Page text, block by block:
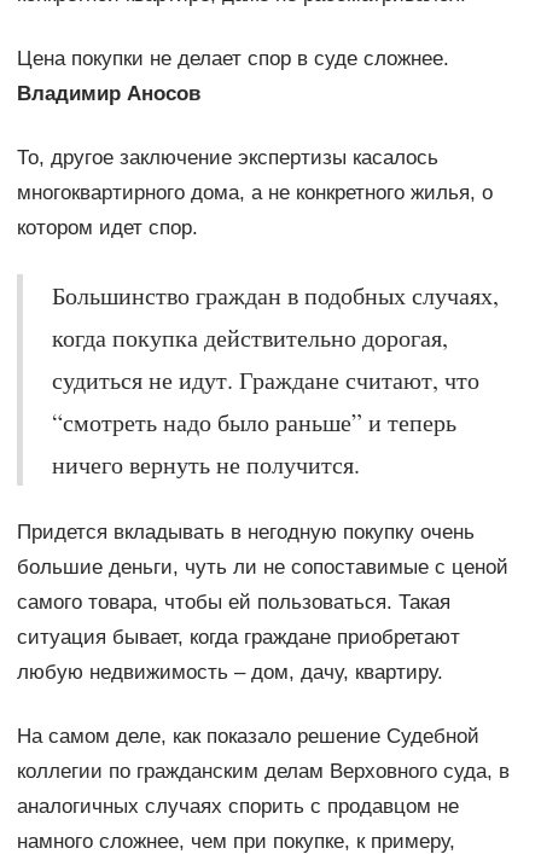
Цена покупки не делает спор в суде сложнее.
Владимир Аносов
То, другое заключение экспертизы касалось
многоквартирного дома, а не конкретного жилья, о
котором идет спор.
Большинство граждан в подобных случаях,
когда покупка действительно дорогая,
судиться не идут. Граждане считают, что
“смотреть надо было раньше” и теперь
ничего вернуть не получится.
Придется вкладывать в негодную покупку очень
большие деньги, чуть ли не сопоставимые с ценой
самого товара, чтобы ей пользоваться. Такая
ситуация бывает, когда граждане приобретают
любую недвижимость – дом, дачу, квартиру.
На самом деле, как показало решение Судебной
коллегии по гражданским делам Верховного суда, в
аналогичных случаях спорить с продавцом не
намного сложнее, чем при покупке, к примеру,